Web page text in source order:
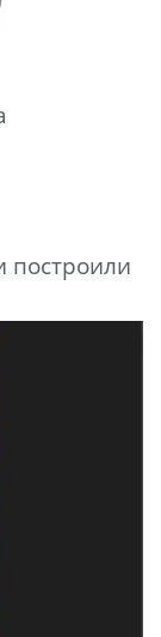
построили